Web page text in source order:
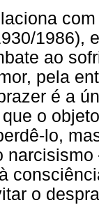
1986),
ao
pela
é a
o
lo,
o